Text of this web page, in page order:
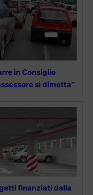
in Consiglio
si dimetta”
finanziati dalla